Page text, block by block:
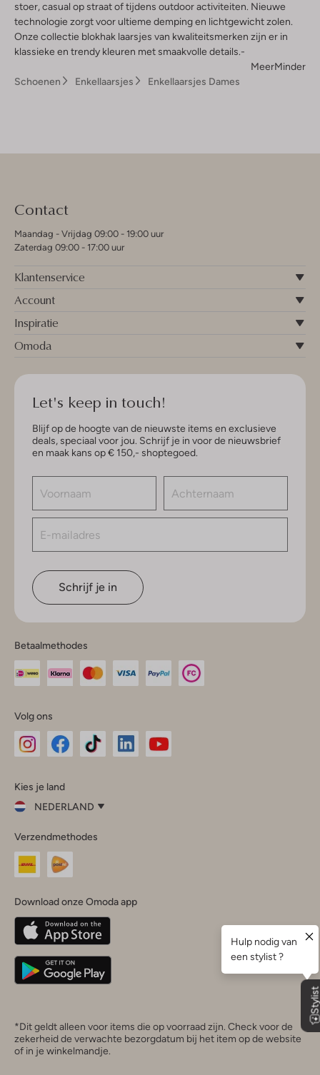
stoer, casual op straat of tijdens outdoor activiteiten. Nieuwe
technologie zorgt voor ultieme demping en lichtgewicht zolen.
Onze collectie blokhak laarsjes van kwaliteitsmerken zijn er in
klassieke en trendy kleuren met smaakvolle details.-
MeerMinder
Schoenen
Enkellaarsjes Enkellaarsjes Dames
Contact
Maandag - Vrijdag 09:00 - 19:00 uur
Zaterdag 09:00 - 17:00 uur
Klantenservice
Account
Inspiratie
Omoda
Let's keep in touch!
Blijf op de hoogte van de nieuwste items en exclusieve
deals, speciaal voor jou. Schrijf je in voor de nieuwsbrief
en maak kans op € 150,- shoptegoed.
Schrijf je in
Betaalmethodes
Volg ons
InstagramFacebook
Kies je land
NEDERLAND
je
land
Nederland
Belgique(Français)
Deutschland
Verzendmethodes
Download onze Omoda app
*Dit geldt alleen voor items die op voorraad zijn. Check voor de
zekerheid de verwachte bezorgdatum bij het item op de website
of in je winkelmandje.